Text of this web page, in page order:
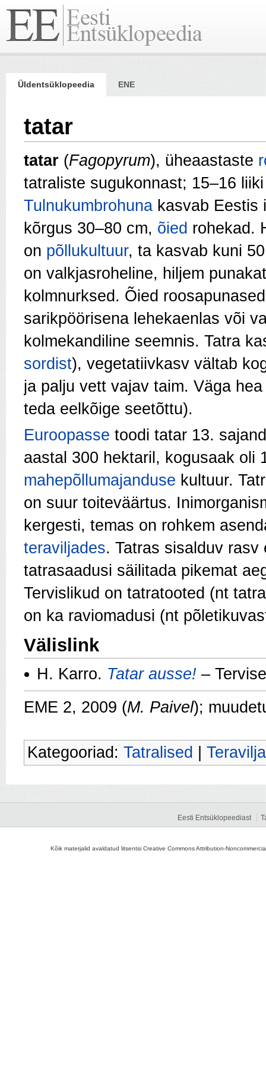
Üldentsüklopeedia ENE
tatar
tatar (Fagopyrum), üheaastaste
tatraliste sugukonnast; 15–16
Tulnukumbrohuna kasvab Eestis
kõrgus 30–80 cm, õied rohekad.
on põllukultuur, ta kasvab kuni
on valkjasroheline, hiljem
kolmnurksed. Õied
sarikpöörisena lehekaenlas või
kolme­kandiline seemnis. Tatra
sordist), vegetatiivkasv vältab
ja palju vett vajav taim. Väga
teda eelkõige seetõttu).
Euroopasse toodi tatar 13.
aastal 300 hektaril, kogusaak oli
mahepõllumajanduse kultuur.
on suur toiteväärtus.
kergesti, temas on rohkem
teraviljades. Tatras sisalduv
tatrasaadusi säilitada pikemat
Tervislikud on tatratooted (nt
on ka raviomadusi (nt
Välislink
H. Karro. Tatar ausse! –
EME 2, 2009 (M. Paivel);
Kategooriad: Tatralised
Eesti Entsüklopeediast
Kõik materjalid avaldatud litsentsi Creative Commons Attribution-